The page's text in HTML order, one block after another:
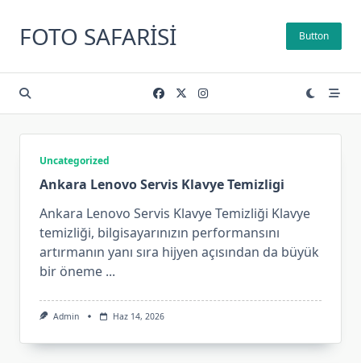
content
FOTO SAFARISI Button
Uncategorized
Ankara Lenovo Servis Klavye Temizligi
Ankara Lenovo Servis Klavye Temizliği Klavye
temizliği, bilgisayarınızın performansını
artırmanın yanı sıra hijyen açısından da büyük
bir öneme ...
Admin Haz 14, 2026